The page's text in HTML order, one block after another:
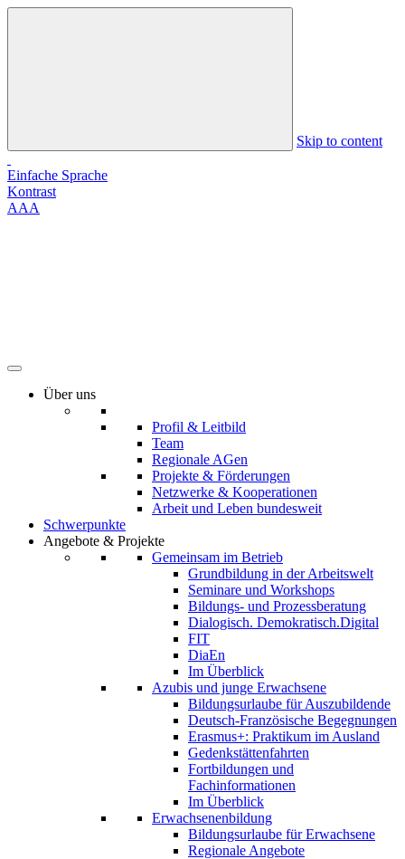
Skip to content
Einfache Sprache
Kontrast
AAA
Über uns
Profil & Leitbild
Team
Regionale AGen
Projekte & Förderungen
Netzwerke & Kooperationen
Arbeit und Leben bundesweit
Schwerpunkte
Angebote & Projekte
Gemeinsam im Betrieb
Grundbildung in der Arbeitswelt
Seminare und Workshops
Bildungs- und Prozessberatung
Dialogisch. Demokratisch.Digital
FIT
DiaEn
Im Überblick
Azubis und junge Erwachsene
Bildungsurlaube für Auszubildende
Deutsch-Französische Begegnungen
Erasmus+: Praktikum im Ausland
Gedenkstättenfahrten
Fortbildungen und
Fachinformationen
Im Überblick
Erwachsenenbildung
Bildungsurlaube für Erwachsene
Regionale Angebote